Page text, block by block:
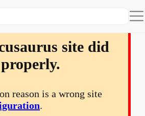
site did
reason is a wrong site
.